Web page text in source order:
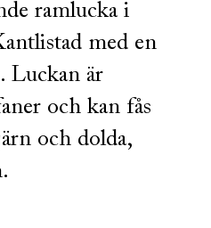
ramlucka i
med en
Luckan är
och kan fås
och dolda,